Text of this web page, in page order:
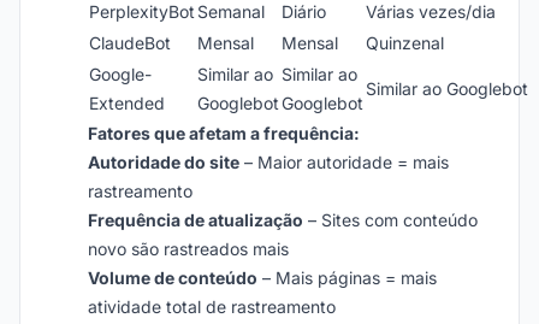
PerplexityBot Semanal Diário
Várias vezes/dia
ClaudeBot
Mensal Mensal
Quinzenal
Google-
Extended
Similar ao
Googlebot
Similar ao
Googlebot
Similar ao Googlebot
Fatores que afetam a frequência:
Autoridade do site – Maior autoridade = mais
rastreamento
Frequência de atualização – Sites com conteúdo
novo são rastreados mais
Volume de conteúdo – Mais páginas = mais
atividade total de rastreamento